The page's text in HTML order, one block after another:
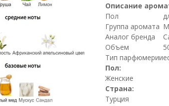
Описание
Пол
Группа аромата
Аналог бренда
Объем
Тип парфюмерии
Пол:
Женские
Страна:
Турция